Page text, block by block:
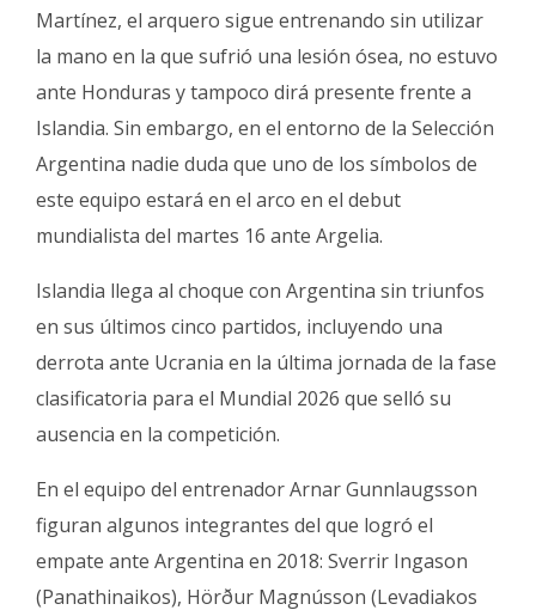
Martínez, el arquero sigue entrenando sin utilizar
la mano en la que sufrió una lesión ósea, no estuvo
ante Honduras y tampoco dirá presente frente a
Islandia. Sin embargo, en el entorno de la Selección
Argentina nadie duda que uno de los símbolos de
este equipo estará en el arco en el debut
mundialista del martes 16 ante Argelia.
Islandia llega al choque con Argentina sin triunfos
en sus últimos cinco partidos, incluyendo una
derrota ante Ucrania en la última jornada de la fase
clasificatoria para el Mundial 2026 que selló su
ausencia en la competición.
En el equipo del entrenador Arnar Gunnlaugsson
figuran algunos integrantes del que logró el
empate ante Argentina en 2018: Sverrir Ingason
(Panathinaikos), Hörður Magnússon (Levadiakos